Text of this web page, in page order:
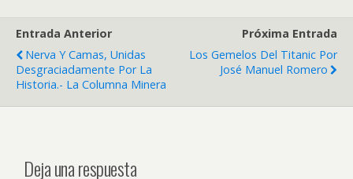
Entrada Anterior
Nerva Y Camas, Unidas
Desgraciadamente Por La
Historia.- La Columna Minera
Próxima Entrada
Los Gemelos Del Titanic Por
José Manuel Romero
Deja una respuesta